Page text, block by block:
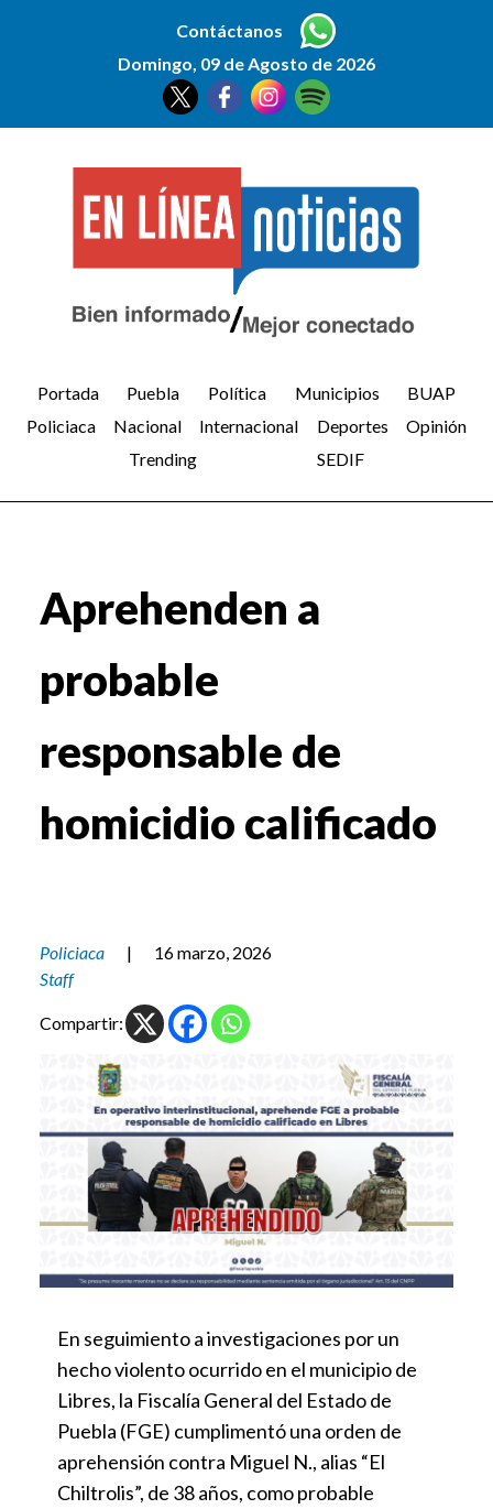
Contáctanos
Domingo, 09 de Agosto de 2026
Portada Puebla Política Municipios
BUAP
Policiaca
Nacional Internacional Deportes
Opinión
Trending
SEDIF
Aprehenden a
probable
responsable de
homicidio calificado
Policiaca |
16 marzo, 2026
Staff
Compartir:
En seguimiento a investigaciones por un
hecho violento ocurrido en el municipio de
Libres, la Fiscalía General del Estado de
Puebla (FGE) cumplimentó una orden de
aprehensión contra Miguel N., alias “El
Chiltrolis”, de 38 años, como probable